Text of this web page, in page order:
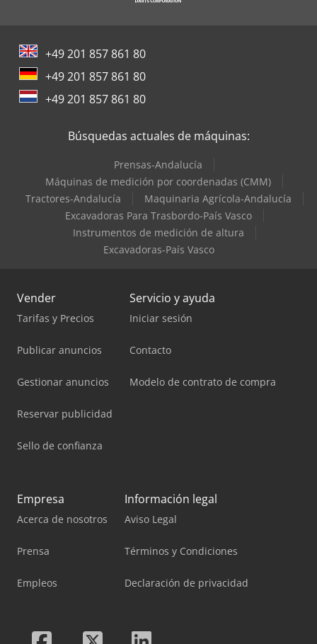
+49 201 857 861 80
+49 201 857 861 80
+49 201 857 861 80
Búsquedas actuales de máquinas:
Prensas-Andalucía
Máquinas de medición por coordenadas (CMM)
Tractores-Andalucía
Maquinaria Agrícola-Andalucía
Excavadoras Para Trasbordo-País Vasco
Instrumentos de medición de altura
Excavadoras-País Vasco
Vender
Tarifas y Precios
Publicar anuncios
Gestionar anuncios
Reservar publicidad
Sello de confianza
Servicio y ayuda
Iniciar sesión
Contacto
Modelo de contrato de compra
Empresa
Acerca de nosotros
Prensa
Empleos
Información legal
Aviso Legal
Términos y Condiciones
Declaración de privacidad